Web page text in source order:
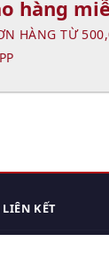
hàng
HÀNG TỪ
LIÊN KẾT